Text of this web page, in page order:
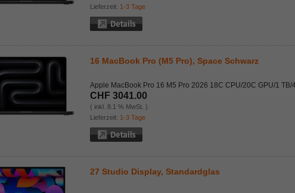
Lieferzeit: 1-3 Tage
16 MacBook Pro (M5 Pro), Space Schwarz
Apple MacBook Pro 16 M5 Pro 2026 18C CPU/20C GPU/1 TB/
CHF 3041.00
( inkl. 8.1 % MwSt. )
Lieferzeit: 1-3 Tage
27 Studio Display, Standardglas